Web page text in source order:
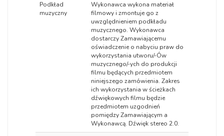
Podkład
muzyczny
Wykonawca wykona materiał
filmowy i zmontuje go z
uwzględnieniem podkładu
muzycznego. Wykonawca
dostarczy Zamawiającemu
oświadczenie o nabyciu praw do
wykorzystania utworu/-Ów
muzycznego/-ych do produkcji
filmu będących przedmiotem
niniejszego zamówienia. Zakres
ich wykorzystania w ścieżkach
dźwiękowych filmu będzie
przedmiotem uzgodnień
pomiędzy Zamawiającym a
Wykonawcą. Dźwięk stereo 2.0.